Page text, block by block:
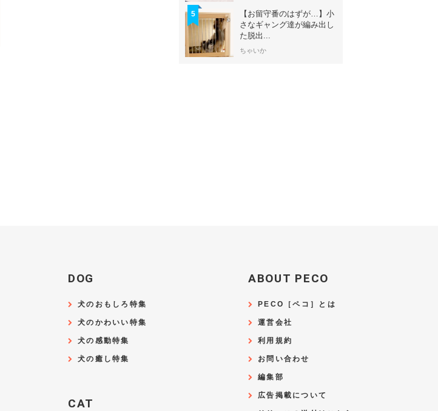
5
【お留守番のはずが…】小
さなギャング達が編み出し
た脱出...
ちゃいか
DOG
犬のおもしろ特集
犬のかわいい特集
犬の感動特集
犬の癒し特集
CAT
ABOUT PECO
PECO［ペコ］とは
運営会社
利用規約
お問い合わせ
編集部
広告掲載について